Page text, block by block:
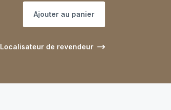
Ajouter au panier
Localisateur de revendeur